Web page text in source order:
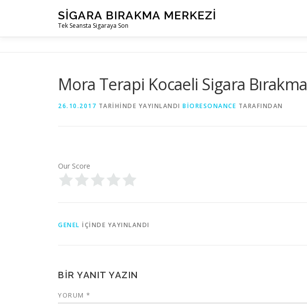
SIGARA BIRAKMA MERKEZI
Tek Seansta Sigaraya Son
Mora Terapi Kocaeli Sigara Bırakma
26.10.2017 TARIHINDE YAYINLANDI BIORESONANCE TARAFINDAN
Our Score
GENEL IÇINDE YAYINLANDI
BIR YANIT YAZIN
YORUM *